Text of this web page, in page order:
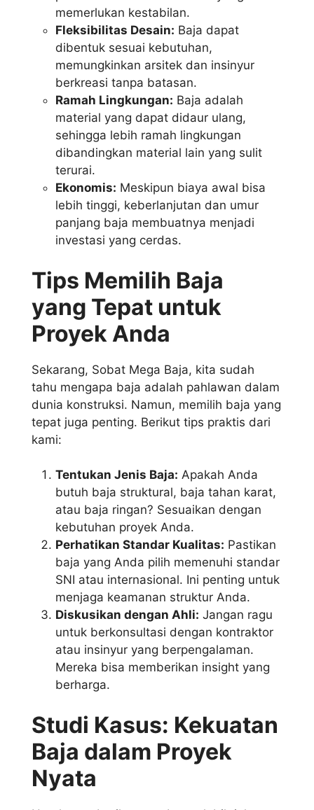
memerlukan kestabilan.
Fleksibilitas Desain: Baja dapat
dibentuk sesuai kebutuhan,
memungkinkan arsitek dan insinyur
berkreasi tanpa batasan.
Ramah Lingkungan: Baja adalah
material yang dapat didaur ulang,
sehingga lebih ramah lingkungan
dibandingkan material lain yang sulit
terurai.
Ekonomis: Meskipun biaya awal bisa
lebih tinggi, keberlanjutan dan umur
panjang baja membuatnya menjadi
investasi yang cerdas.
Tips Memilih Baja
yang Tepat untuk
Proyek Anda
Sekarang, Sobat Mega Baja, kita sudah
tahu mengapa baja adalah pahlawan dalam
dunia konstruksi. Namun, memilih baja yang
tepat juga penting. Berikut tips praktis dari
kami:
Tentukan Jenis Baja: Apakah Anda
butuh baja struktural, baja tahan karat,
atau baja ringan? Sesuaikan dengan
kebutuhan proyek Anda.
Perhatikan Standar Kualitas: Pastikan
baja yang Anda pilih memenuhi standar
SNI atau internasional. Ini penting untuk
menjaga keamanan struktur Anda.
Diskusikan dengan Ahli: Jangan ragu
untuk berkonsultasi dengan kontraktor
atau insinyur yang berpengalaman.
Mereka bisa memberikan insight yang
berharga.
Studi Kasus: Kekuatan
Baja dalam Proyek
Nyata